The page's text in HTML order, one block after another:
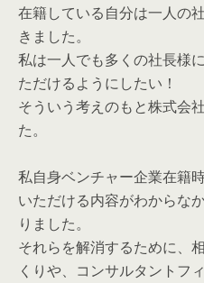
在籍している自分は一人の
きました。
私は一人でも多くの社長様
ただけるようにしたい！
そういう考えのもと株式会
た。
私自身ベンチャー企業在籍
いただける内容がわからな
りました。
それらを解消するために、
くりや、コンサルタントフ